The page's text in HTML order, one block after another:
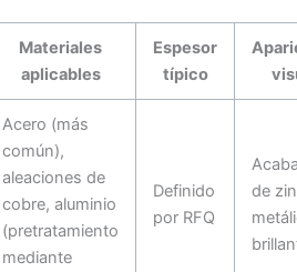
Materiales
aplicables
Espesor
típico
Acero (más
común),
aleaciones de
cobre, aluminio
(pretratamiento
mediante
Definido
por RFQ
de